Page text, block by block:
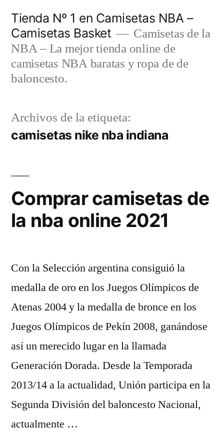
contenido
Tienda Nº 1 en Camisetas NBA –
Camisetas Basket
Camisetas de la
NBA – La mejor tienda online de
camisetas NBA baratas y ropa de de
baloncesto.
Archivos de la etiqueta:
camisetas nike nba indiana
Comprar camisetas de
la nba online 2021
Con la Selección argentina consiguió la
medalla de oro en los Juegos Olímpicos de
Atenas 2004 y la medalla de bronce en los
Juegos Olímpicos de Pekín 2008, ganándose
así un merecido lugar en la llamada
Generación Dorada. Desde la Temporada
2013/14 a la actualidad, Unión participa en la
Segunda División del baloncesto Nacional,
actualmente …